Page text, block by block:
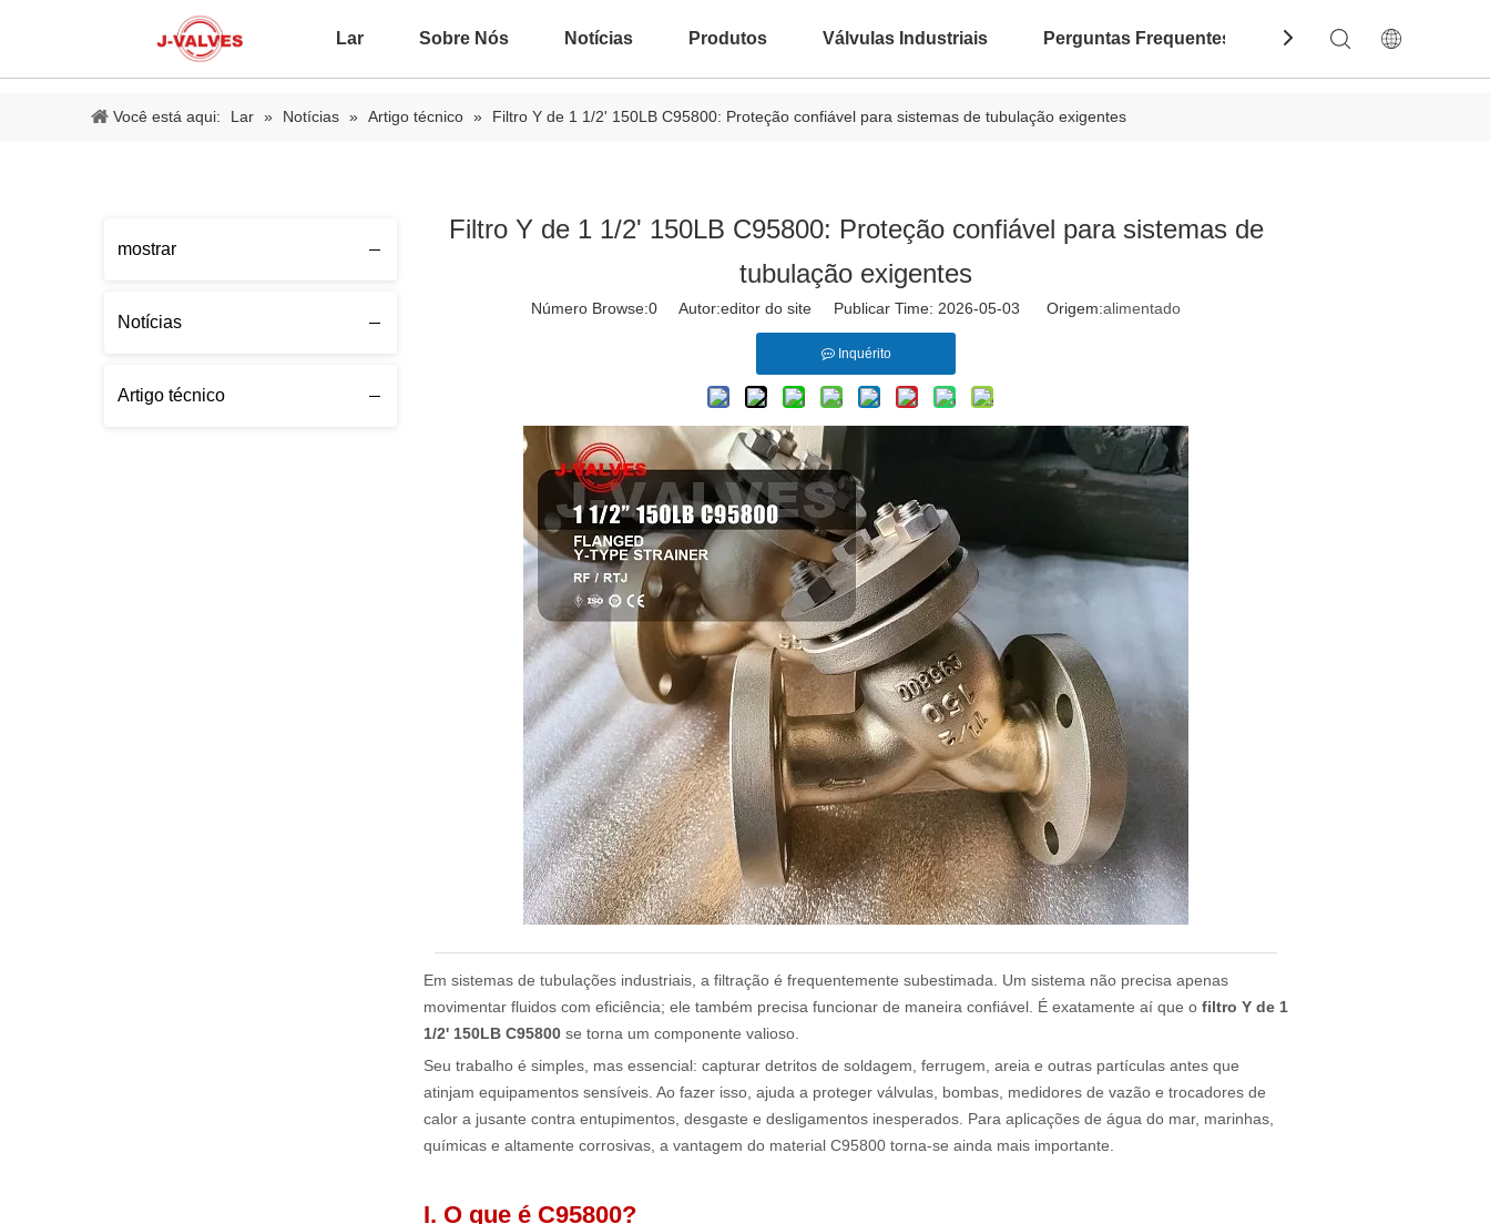
Lar Sobre Nós Notícias Produtos Válvulas Industriais Perguntas Frequentes Contate-Nos
Você está aqui: Lar » Notícias » Artigo técnico » Filtro Y de 1 1/2' 150LB C95800: Proteção confiável para sistemas de tubulação exigentes
mostrar
Notícias
Artigo técnico
Filtro Y de 1 1/2' 150LB C95800: Proteção confiável para sistemas de
tubulação exigentes
Número Browse:0 Autor:editor do site Publicar Time: 2026-05-03 Origem:alimentado
Inquérito
Em sistemas de tubulações industriais, a filtração é frequentemente subestimada. Um sistema não precisa apenas
movimentar fluidos com eficiência; ele também precisa funcionar de maneira confiável. É exatamente aí que o filtro Y de 1
1/2' 150LB C95800 se torna um componente valioso.
Seu trabalho é simples, mas essencial: capturar detritos de soldagem, ferrugem, areia e outras partículas antes que
atinjam equipamentos sensíveis. Ao fazer isso, ajuda a proteger válvulas, bombas, medidores de vazão e trocadores de
calor a jusante contra entupimentos, desgaste e desligamentos inesperados. Para aplicações de água do mar, marinhas,
químicas e altamente corrosivas, a vantagem do material C95800 torna-se ainda mais importante.
I. O que é C95800?